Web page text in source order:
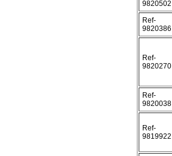
9820502
Ref-
9820386
Ref-
9820270
Ref-
9820038
Ref-
9819922